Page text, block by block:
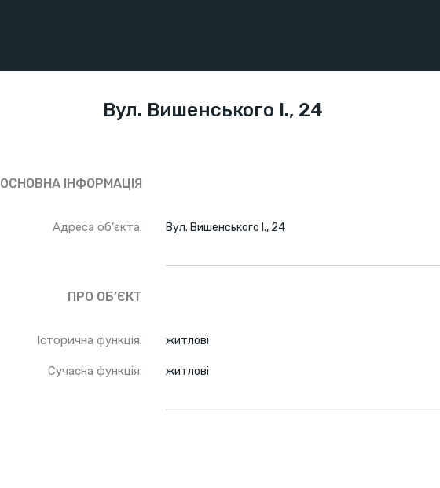
Вул. Вишенського І., 24
ОСНОВНА ІНФОРМАЦІЯ
Адреса об’єкта: Вул. Вишенського І., 24
ПРО ОБ’ЄКТ
Історична функція: житлові
Сучасна функція: житлові